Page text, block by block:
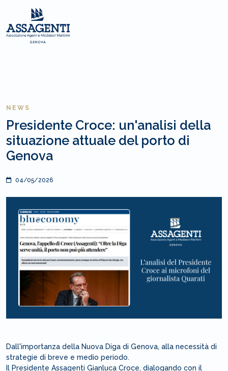
NEWS
Presidente Croce: un'analisi della
situazione attuale del porto di
Genova
04/05/2026
Dall'importanza della Nuova Diga di Genova, alla necessità di
strategie di breve e medio periodo.
Il Presidente Assagenti Gianluca Croce, dialogando con il